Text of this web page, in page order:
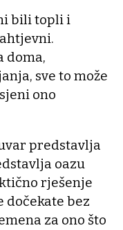
bili topli i
doma,
sve to može
ono
predstavlja
oazu
rješenje
dočekate bez
za ono što